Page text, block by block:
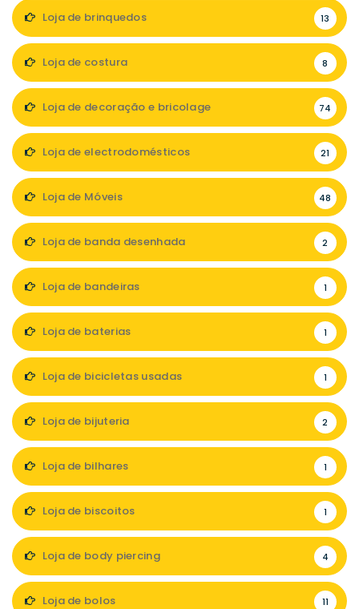
Loja de brinquedos 13
Loja de costura 8
Loja de decoração e bricolage 74
Loja de electrodomésticos 21
Loja de Móveis 48
Loja de banda desenhada 2
Loja de bandeiras 1
Loja de baterias 1
Loja de bicicletas usadas 1
Loja de bijuteria 2
Loja de bilhares 1
Loja de biscoitos 1
Loja de body piercing 4
Loja de bolos 11